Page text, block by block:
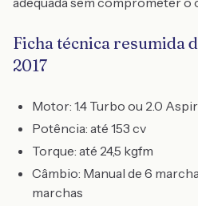
Ficha técnica resumida
2017
Motor: 1.4 Turbo ou 2.0
Potência: até 153 cv
Torque: até 24,5 kgfm
Câmbio: Manual de 6
marchas